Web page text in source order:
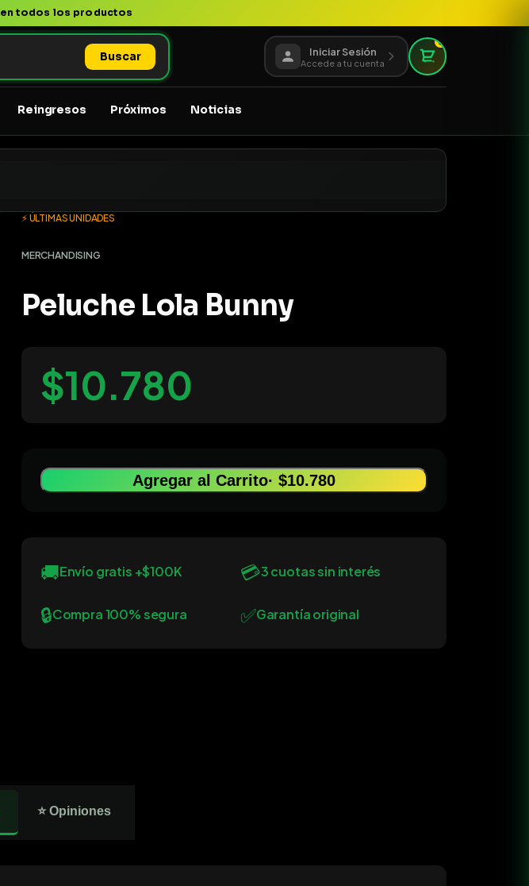
en todos los productos
Buscar Iniciar Sesión
Accede a tu cuenta
0
Reingresos Próximos Noticias
⚡ ÚLTIMAS UNIDADES
MERCHANDISING
Peluche Lola Bunny
$10.780
Agregar al Carrito· $10.780
🚚Envío gratis +$100K 💳3 cuotas sin interés
🔒Compra 100% segura ✅Garantía original
⭐ Opiniones